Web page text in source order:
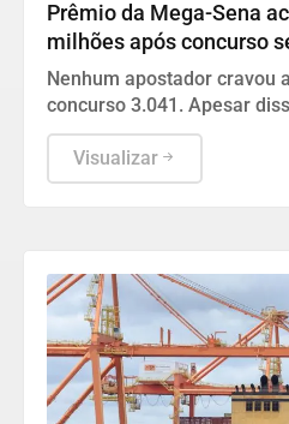
Prêmio da Mega-Sena
milhões após concurso
Nenhum apostador cravou
concurso 3.041. Apesar
premiados acertaram a
quinta-feira.
Visualizar